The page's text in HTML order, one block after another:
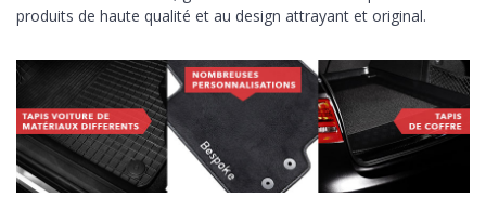
produits de haute qualité et au design attrayant et original.